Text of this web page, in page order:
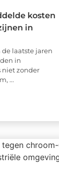
kosten
in
laatste jaren
in
niet zonder
...